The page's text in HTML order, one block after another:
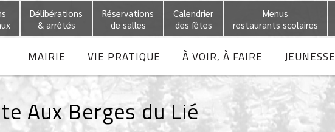
Délibérations
& arrêtés
Réservations
de salles
Calendrier
des fêtes
Menus
restaurants scolaires
MAIRIE VIE PRATIQUE À VOIR, À FAIRE JEUNESSE
Aux Berges du Lié